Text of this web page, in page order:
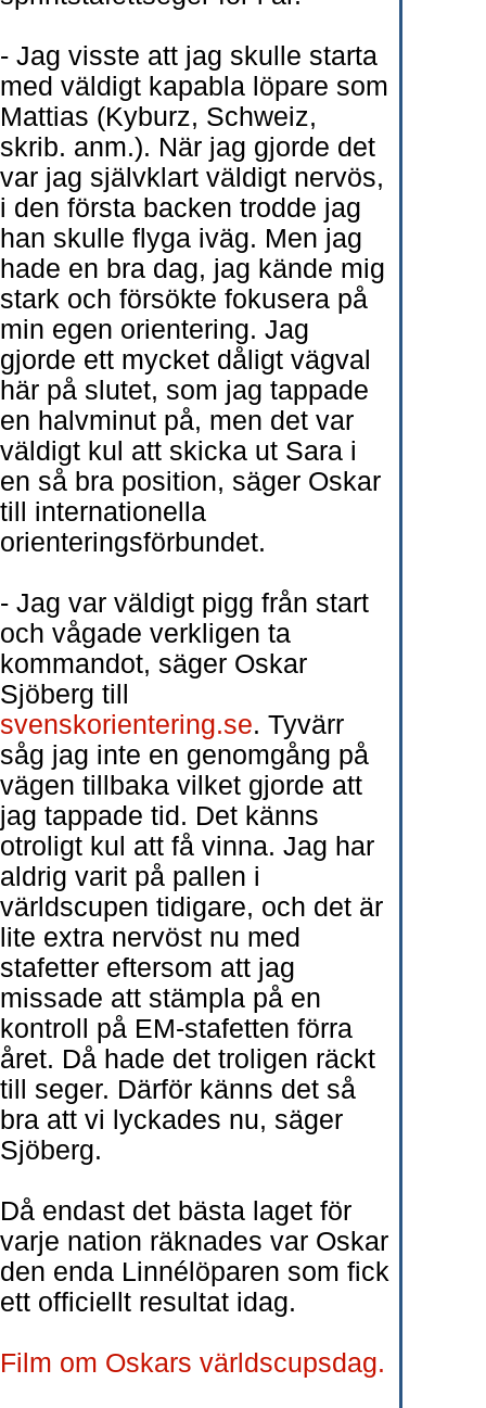
- Jag visste att jag skulle starta
med väldigt kapabla löpare som
Mattias (Kyburz, Schweiz,
skrib. anm.). När jag gjorde det
var jag självklart väldigt nervös,
i den första backen trodde jag
han skulle flyga iväg. Men jag
hade en bra dag, jag kände mig
stark och försökte fokusera på
min egen orientering. Jag
gjorde ett mycket dåligt vägval
här på slutet, som jag tappade
en halvminut på, men det var
väldigt kul att skicka ut Sara i
en så bra position, säger Oskar
till internationella
orienteringsförbundet.
- Jag var väldigt pigg från start
och vågade verkligen ta
kommandot, säger Oskar
Sjöberg till
svenskorientering.se. Tyvärr
såg jag inte en genomgång på
vägen tillbaka vilket gjorde att
jag tappade tid. Det känns
otroligt kul att få vinna. Jag har
aldrig varit på pallen i
världscupen tidigare, och det är
lite extra nervöst nu med
stafetter eftersom att jag
missade att stämpla på en
kontroll på EM-stafetten förra
året. Då hade det troligen räckt
till seger. Därför känns det så
bra att vi lyckades nu, säger
Sjöberg.
Då endast det bästa laget för
varje nation räknades var Oskar
den enda Linnélöparen som fick
ett officiellt resultat idag.
Film om Oskars världscupsdag.